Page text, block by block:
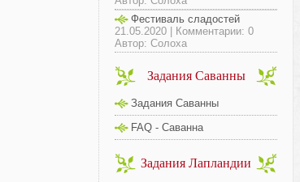
Фестиваль сладостей
21.05.2020 | Комментарии: 0
Автор: Солоха
Задания Саванны
Задания Саванны
FAQ - Саванна
Задания Лапландии